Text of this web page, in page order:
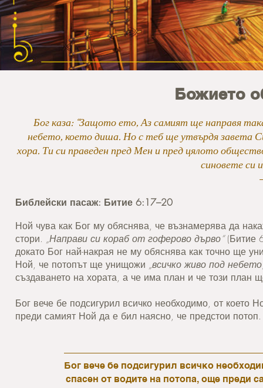
Божието
Бог каза: “Защото ето, Аз самият ще направя
небето, което диша. Но с теб ще утвърдя завета
хора. Ти си праведен пред Мен и пред цялото
синовете си
Библейски пасаж: Битие 6:17–20
Ной чува как Бог му обяснява, че възнамерява да
стори. „Направи си кораб от гоферово дърво“(Битие
докато Бог най-накрая не му обяснява как точно ще
Ной, че потопът ще унищожи „всичко живо под
създаването на хората, а че има план и че този план
Бог вече бе подсигурил всичко необходимо, от
преди самият Ной да е бил наясно, че предстои
Бог вече бе подсигурил всичко
спасен от водите на потопа, още преди